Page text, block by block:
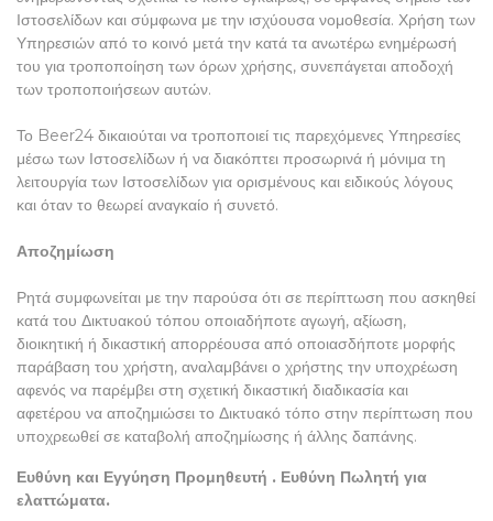
Ιστοσελίδων και σύμφωνα με την ισχύουσα νομοθεσία. Χρήση των
Υπηρεσιών από το κοινό μετά την κατά τα ανωτέρω ενημέρωσή
του για τροποποίηση των όρων χρήσης, συνεπάγεται αποδοχή
των τροποποιήσεων αυτών.
Το Beer24 δικαιούται να τροποποιεί τις παρεχόμενες Υπηρεσίες
μέσω των Ιστοσελίδων ή να διακόπτει προσωρινά ή μόνιμα τη
λειτουργία των Ιστοσελίδων για ορισμένους και ειδικούς λόγους
και όταν το θεωρεί αναγκαίο ή συνετό.
Αποζημίωση
Ρητά συμφωνείται με την παρούσα ότι σε περίπτωση που ασκηθεί
κατά του Δικτυακού τόπου οποιαδήποτε αγωγή, αξίωση,
διοικητική ή δικαστική απορρέουσα από οποιασδήποτε μορφής
παράβαση του χρήστη, αναλαμβάνει ο χρήστης την υποχρέωση
αφενός να παρέμβει στη σχετική δικαστική διαδικασία και
αφετέρου να αποζημιώσει το Δικτυακό τόπο στην περίπτωση που
υποχρεωθεί σε καταβολή αποζημίωσης ή άλλης δαπάνης.
Ευθύνη και Εγγύηση Προμηθευτή . Ευθύνη Πωλητή για
ελαττώματα.